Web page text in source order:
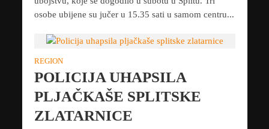
osobe ubijene su jučer u 15.35 sati u samom centru...
REGION
POLICIJA UHAPSILA
PLJAČKAŠE SPLITSKE
ZLATARNICE